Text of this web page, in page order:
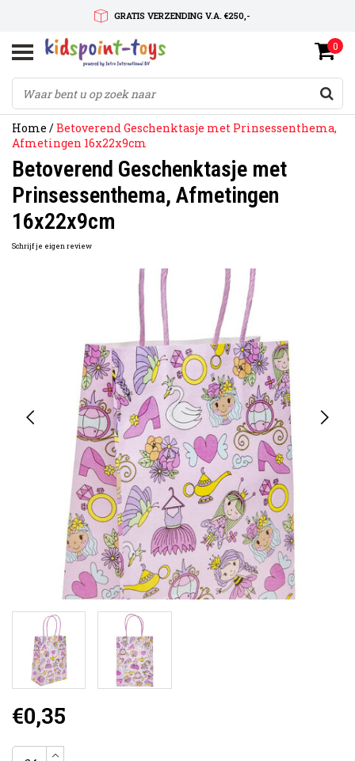
GRATIS VERZENDING V.A. €250,-
SNELLE LEVERTIJD
SERVICE OP MAAT
0
Home /Betoverend Geschenktasje met Prinsessenthema,
Afmetingen 16x22x9cm
Betoverend Geschenktasje met
Prinsessenthema, Afmetingen
16x22x9cm
Schrijf je eigen review
€0,35